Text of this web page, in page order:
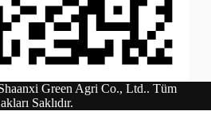
Green Agri Co., Ltd.. Tüm
Saklıdır.